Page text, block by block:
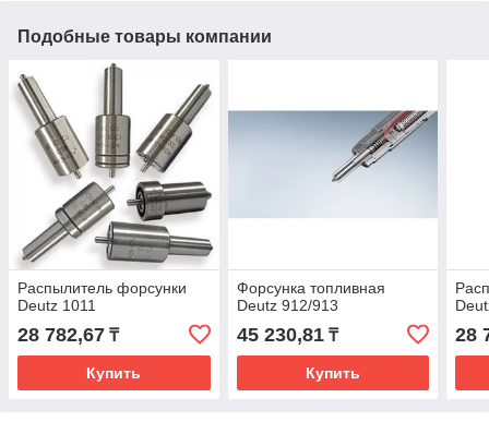
Подобные товары компании
Распылитель форсунки
Deutz 1011
28 782,67 ₸
Купить
Форсунка топливная
Deutz 912/913
45 230,81₸
Купить
28